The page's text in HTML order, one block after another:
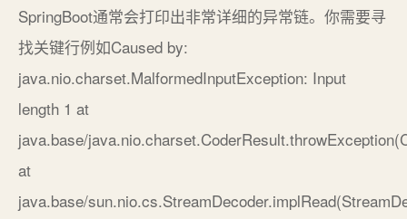
SpringBoot通常会打印出非常详细的异常链。你需要寻
找关键行例如Caused by:
java.nio.charset.MalformedInputException: Input
length 1 at
java.base/
at
java.base/